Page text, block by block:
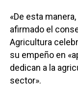
«De esta
afirmado el
Agricultura
su empeño en
dedican a la
sector».